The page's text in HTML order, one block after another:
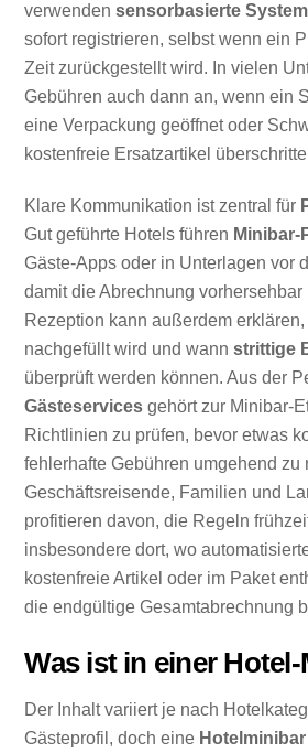
verwendensensorbasierte
sofort registrieren, selbst wenn ein
Zeit zurückgestellt wird. In vielen
Gebühren auch dann an, wenn ein
eine Verpackung geöffnet oder
kostenfreie Ersatzartikel
Klare Kommunikation ist zentral für
Gut geführte Hotels führen Minibar-
Gäste-Apps oder in Unterlagen vor
damit die Abrechnung vorhersehbar
Rezeption kann außerdem
nachgefüllt wird und wannstrittige
überprüft werden können. Aus der
Gästeservices gehört zur Minibar-
Richtlinien zu prüfen, bevor etwas
fehlerhafte Gebühren umgehend zu
Geschäftsreisende, Familien und
profitieren davon, die Regeln
insbesondere dort, wo
kostenfreie Artikel oder im Paket
die endgültige Gesamtabrechnung
Was ist in einer
Der Inhalt variiert je nach
Gästeprofil, doch eine Hotelminibar